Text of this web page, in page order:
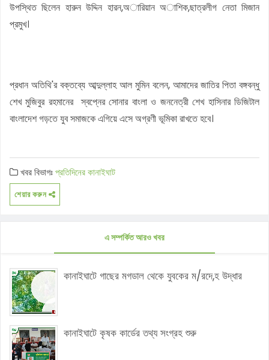
উপস্থিত ছিলেন হারুন উদ্দিন হারন,অারিয়ান অাশিক,ছাত্রলীগ নেতা মিজান
প্রমুখ।
প্রধান অতিথি'র বক্তব্যে আব্দুল্লাহ আল মুমিন বলেন, আমাদের জাতির পিতা বঙ্গবন্ধু
শেখ মুজিবুর রহমানের স্বপ্নের সোনার বাংলা ও জননেত্রী শেখ হাসিনার ডিজিটাল
বাংলাদেশ গড়তে যুব সমাজকে এগিয়ে এসে অগ্রণী ভূমিকা রাখতে হবে।
খবর বিভাগঃপ্রতিদিনের কানাইঘাট
শেয়ার করুন
এ সম্পর্কিত আরও খবর
কানাইঘাটে গাছের মগডাল থেকে যুবকের ম/রদে,হ উদ্ধার
কানাইঘাটে কৃষক কার্ডের তথ্য সংগ্রহ শুরু